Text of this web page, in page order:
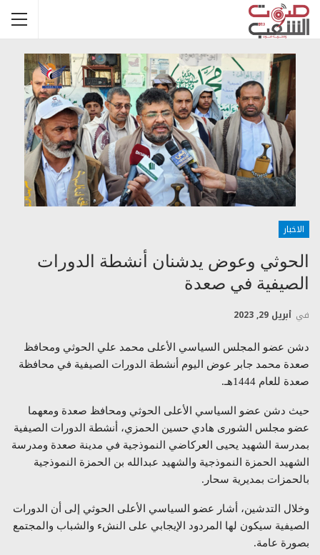
الاخبار
الحوثي وعوض يدشنان أنشطة الدورات
الصيفية في صعدة
في أبريل 29, 2023
دشن عضو المجلس السياسي الأعلى محمد علي الحوثي ومحافظ
صعدة محمد جابر عوض اليوم أنشطة الدورات الصيفية في محافظة
صعدة للعام 1444هـ.
حيث دشن عضو السياسي الأعلى الحوثي ومحافظ صعدة ومعهما
عضو مجلس الشورى هادي حسين الحمزي، أنشطة الدورات الصيفية
بمدرسة الشهيد يحيى العركاضي النموذجية في مدينة صعدة ومدرسة
الشهيد الحمزة النموذجية والشهيد عبدالله بن الحمزة النموذجية
بالحمزات بمديرية سحار.
وخلال التدشين، أشار عضو السياسي الأعلى الحوثي إلى أن الدورات
الصيفية سيكون لها المردود الإيجابي على النشء والشباب والمجتمع
بصورة عامة.